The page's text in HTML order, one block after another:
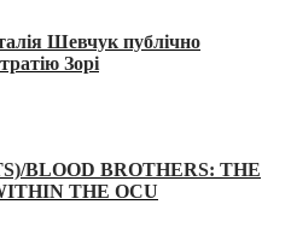
Шевчук публічно
Зорі
BLOOD BROTHERS: THE
THE OCU